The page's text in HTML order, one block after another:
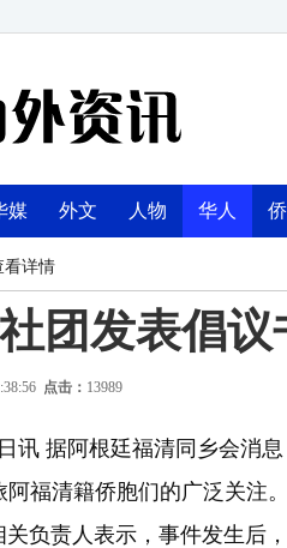
媒 外文 人物 华人
看详情
团发表倡
点击： 13989
据阿根廷福清同乡会消息
福清籍侨胞们的广泛关注。
责人表示，事件发生后，